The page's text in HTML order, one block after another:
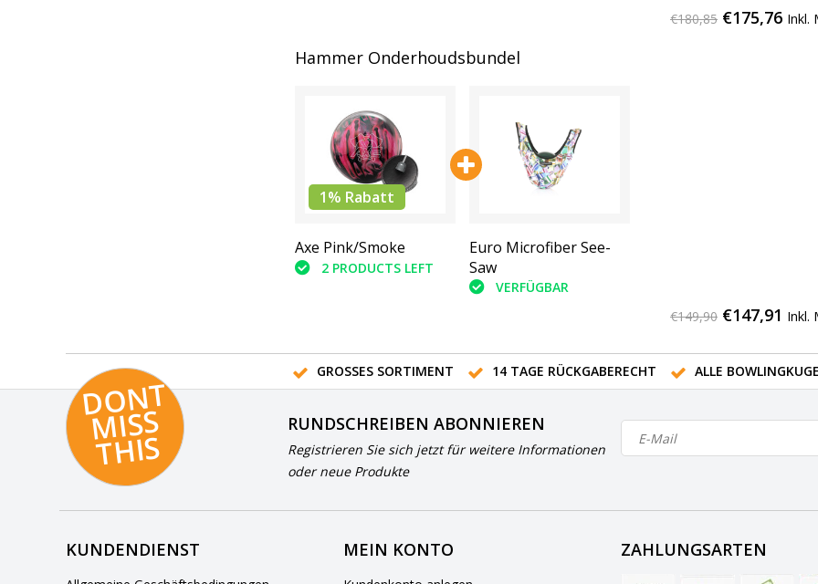
€180,85 €175,76 Inkl.
Hammer Onderhoudsbundel
1% Rabatt
Axe Pink/Smoke
2 PRODUCTS LEFT
Euro Microfiber See-
Saw
VERFÜGBAR
€149,90 €147,91 Inkl.
GROSSES SORTIMENT 14 TAGE RÜCKGABERECHT ALLE
D
O
N
T
MI
S
S
T
HI
S
RUNDSCHREIBEN ABONNIEREN
Registrieren Sie sich jetzt für weitere Informationen
oder neue Produkte
KUNDENDIENST MEIN KONTO ZAHLUNGSARTEN